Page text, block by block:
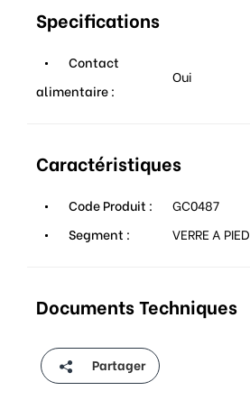
Specifications
Contact
alimentaire :
Oui
Caractéristiques
Code Produit :
GC0487
Segment :
VERRE A PIED
Documents Techniques
Partager